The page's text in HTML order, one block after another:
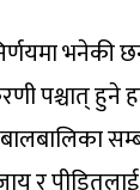
भनेकी
पश्चात् हुने